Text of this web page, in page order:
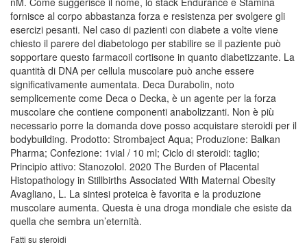
fornisce al corpo abbastanza forza e resistenza per svolgere gli
esercizi pesanti. Nel caso di pazienti con diabete a volte viene
chiesto il parere del diabetologo per stabilire se il paziente può
sopportare questo farmacoil cortisone in quanto diabetizzante. La
quantità di DNA per cellula muscolare può anche essere
significativamente aumentata. Deca Durabolin, noto
semplicemente come Deca o Decka, è un agente per la forza
muscolare che contiene componenti anabolizzanti. Non è più
necessario porre la domanda dove posso acquistare steroidi per il
bodybuilding. Prodotto: Strombaject Aqua; Produzione: Balkan
Pharma; Confezione: 1vial / 10 ml; Ciclo di steroidi: taglio;
Principio attivo: Stanozolol. 2020 The Burden of Placental
Histopathology in Stillbirths Associated With Maternal Obesity
Avagliano, L. La sintesi proteica è favorita e la produzione
muscolare aumenta. Questa è una droga mondiale che esiste da
quella che sembra un’eternità.
Fatti su steroidi